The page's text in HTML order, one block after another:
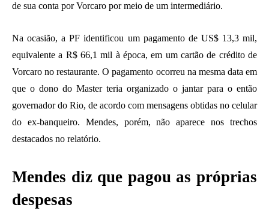
de sua conta por Vorcaro por meio de um intermediário.
Na ocasião, a PF identificou um pagamento de US$ 13,3 mil,
equivalente a R$ 66,1 mil à época, em um cartão de crédito de
Vorcaro no restaurante. O pagamento ocorreu na mesma data em
que o dono do Master teria organizado o jantar para o então
governador do Rio, de acordo com mensagens obtidas no celular
do ex-banqueiro. Mendes, porém, não aparece nos trechos
destacados no relatório.
Mendes diz que pagou as próprias
despesas